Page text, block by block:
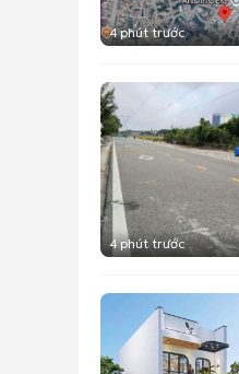
4 phút trước
4 phút trước